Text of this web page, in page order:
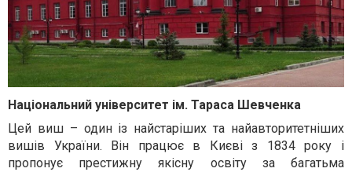
Національний університет ім. Тараса Шевченка
Цей виш – один із найстаріших та найавторитетніших
вишів України. Він працює в Києві з 1834 року і
пропонує престижну якісну освіту за багатьма